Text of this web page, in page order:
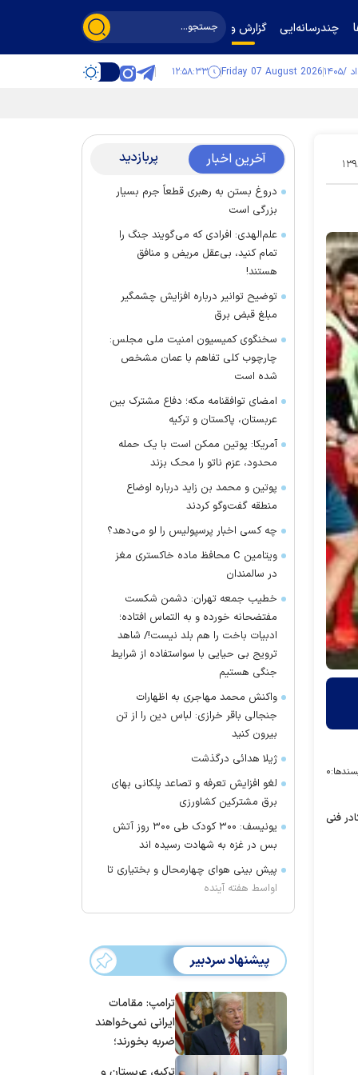
چندرسانه‌ایی گزارش و گفت‌وگو
Friday 07 August 2026 ۱۲:۵۸:۳۴
۲۱
۰
زیر نظر کادر فنی
آخرین اخبار پربازدید
دروغ بستن به رهبری قطعاً جرم بسیار
بزرگی است
علم‌الهدی: افرادی که می‌گویند جنگ را
تمام کنید، بی‌عقل مریض و منافق
هستند!
توضیح توانیر درباره افزایش چشمگیر
مبلغ قبض برق
سخنگوی کمیسیون امنیت ملی مجلس:
چارچوب کلی تفاهم با عمان مشخص
شده است
امضای توافقنامه مکه؛ دفاع مشترک بین
عربستان، پاکستان و ترکیه
آمریکا: پوتین ممکن است با یک حمله
محدود، عزم ناتو را محک بزند
پوتین و محمد بن زاید درباره اوضاع
منطقه گفت‌وگو کردند
چه کسی اخبار پرسپولیس را لو می‌دهد؟
ویتامین C محافظ ماده خاکستری مغز
در سالمندان
خطیب جمعه تهران: دشمن شکست
مفتضحانه خورده و به التماس افتاده؛
ادبیات باخت را هم بلد نیست!/ شاهد
ترویج بی حیایی با سواستفاده از شرایط
جنگی هستیم
واکنش محمد مهاجری به اظهارات
جنجالی باقر خرازی: لباس دین را از تن
بیرون کنید
ژیلا هدائی درگذشت
لغو افزایش تعرفه و تصاعد پلکانی بهای
برق مشترکین کشاورزی
یونیسف: ۳۰۰ کودک طی ۳۰۰ روز آتش
بس در غزه به شهادت رسیده اند
پیش بینی هوای چهارمحال و بختیاری تا
اواسط هفته آینده
پیشنهاد سردبیر
ترامپ: مقامات
ایرانی نمی‌خواهند
ضربه بخورند؛